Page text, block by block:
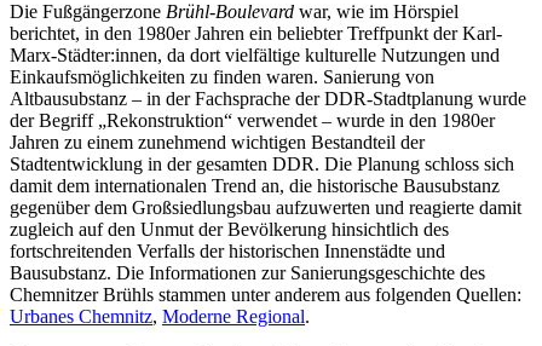
Die Fußgängerzone Brühl-Boulevard war, wie im Hörspiel
berichtet, in den 1980er Jahren ein beliebter Treffpunkt der Karl-
Marx-Städter:innen, da dort vielfältige kulturelle Nutzungen und
Einkaufsmöglichkeiten zu finden waren. Sanierung von
Altbausubstanz – in der Fachsprache der DDR-Stadtplanung wurde
der Begriff „Rekonstruktion“ verwendet – wurde in den 1980er
Jahren zu einem zunehmend wichtigen Bestandteil der
Stadtentwicklung in der gesamten DDR. Die Planung schloss sich
damit dem internationalen Trend an, die historische Bausubstanz
gegenüber dem Großsiedlungsbau aufzuwerten und reagierte damit
zugleich auf den Unmut der Bevölkerung hinsichtlich des
fortschreitenden Verfalls der historischen Innenstädte und
Bausubstanz. Die Informationen zur Sanierungsgeschichte des
Chemnitzer Brühls stammen unter anderem aus folgenden Quellen:
Urbanes Chemnitz, Moderne Regional.